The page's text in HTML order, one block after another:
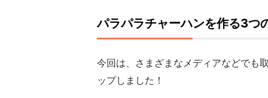
パラパラチャーハンを作る3つ
今回は、さまざまなメディアなどでも
ップしました！